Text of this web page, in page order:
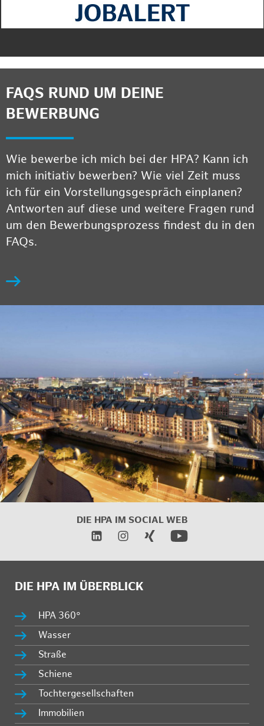
FAQS RUND UM DEINE
BEWERBUNG
Wie bewerbe ich mich bei der HPA? Kann ich
mich initiativ bewerben? Wie viel Zeit muss
ich für ein Vorstellungsgespräch einplanen?
Antworten auf diese und weitere Fragen rund
um den Bewerbungsprozess findest du in den
FAQs.
DIE HPA IM SOCIAL WEB
DIE HPA IM ÜBERBLICK
HPA 360°
Wasser
Straße
Schiene
Tochtergesellschaften
Immobilien